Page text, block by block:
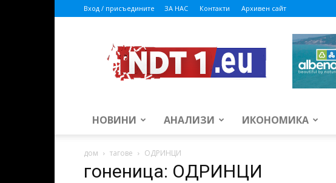
Вход / присъедините ЗА НАС Контакти Архивен сайт
НОВИНИ АНАЛИЗИ ИКОНОМИКА
дом тагове ОДРИНЦИ
гоненица: ОДРИНЦИ